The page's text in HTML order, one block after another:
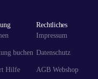
buchen
Hilfe
Rechtliches
Impressum
Datenschutz
AGB Webshop